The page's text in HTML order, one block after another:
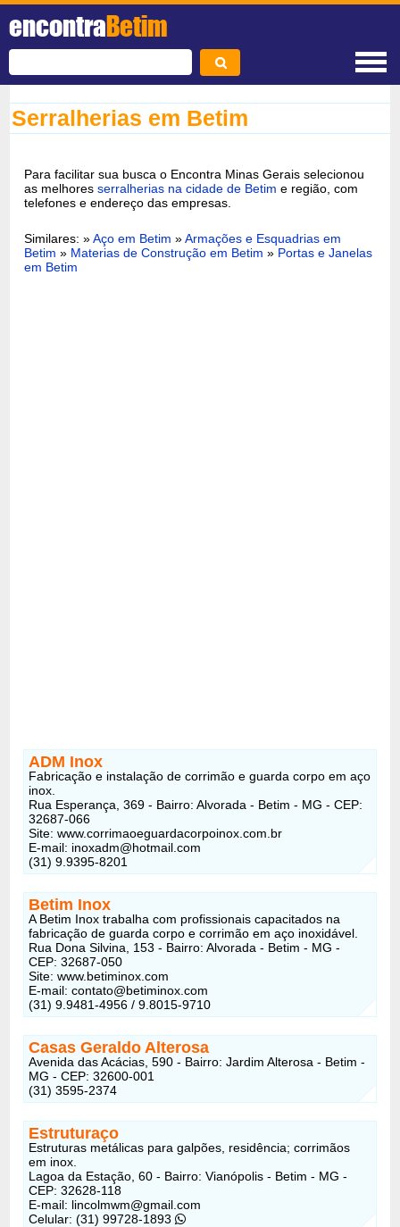
encontraBetim
Serralherias em Betim
Para facilitar sua busca o Encontra Minas Gerais selecionou
as melhoresserralherias na cidade de Betim e região, com
telefones e endereço das empresas.
Similares: »Aço em Betim »Armações e Esquadrias em
Betim » Materias de Construção em Betim » Portas e Janelas
em Betim
ADM Inox
Fabricação e instalação de corrimão e guarda corpo em aço
inox.
Rua Esperança, 369 - Bairro: Alvorada - Betim - MG - CEP:
32687-066
Site: www.corrimaoeguardacorpoinox.com.br
E-mail: inoxadm@hotmail.com
(31) 9.9395-8201
Betim Inox
A Betim Inox trabalha com profissionais capacitados na
fabricação de guarda corpo e corrimão em aço inoxidável.
Rua Dona Silvina, 153 - Bairro: Alvorada - Betim - MG -
CEP: 32687-050
Site: www.betiminox.com
E-mail:contato@betiminox.com
(31) 9.9481-4956 / 9.8015-9710
Casas Geraldo Alterosa
Avenida das Acácias, 590 - Bairro: Jardim Alterosa - Betim -
MG - CEP: 32600-001
(31) 3595-2374
Estruturaço
Estruturas metálicas para galpões, residência; corrimãos
em inox.
Lagoa da Estação, 60 - Bairro: Vianópolis - Betim - MG -
CEP: 32628-118
E-mail: lincolmwm@gmail.com
Celular: (31) 99728-1893